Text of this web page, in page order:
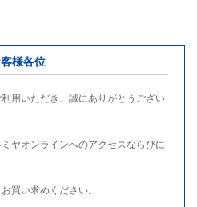
様各位
用いただき、誠にありがとうござい
ヤオンラインへのアクセスならびに
買い求めください。